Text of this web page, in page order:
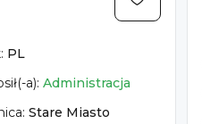
PL
a):Administracja
Stare Miasto